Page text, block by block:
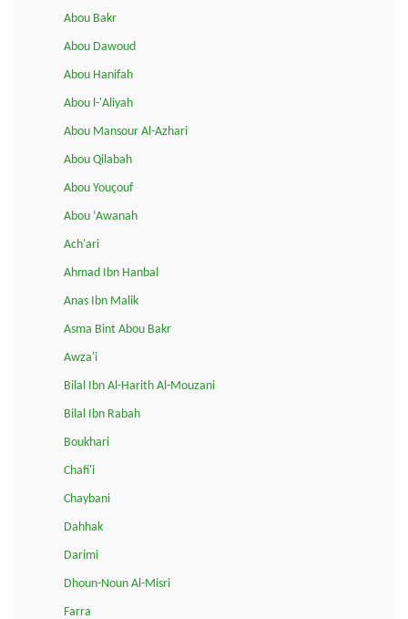
Abou Bakr
Abou Dawoud
Abou Hanifah
Abou l-'Aliyah
Abou Mansour Al-Azhari
Abou Qilabah
Abou Youçouf
Abou ‘Awanah
Ach'ari
Ahmad Ibn Hanbal
Anas Ibn Malik
Asma Bint Abou Bakr
Awza'i
Bilal Ibn Al-Harith Al-Mouzani
Bilal Ibn Rabah
Boukhari
Chafi'i
Chaybani
Dahhak
Darimi
Dhoun-Noun Al-Misri
Farra